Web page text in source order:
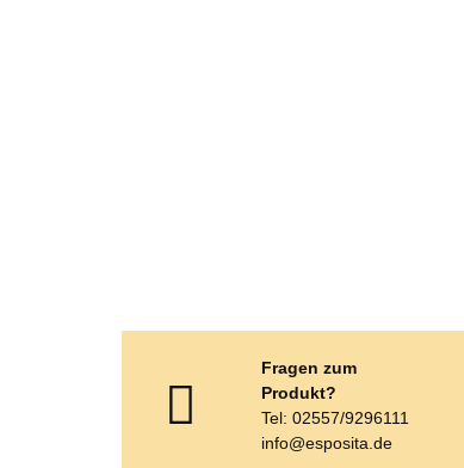
Fragen zum
Produkt?
Tel: 02557/9296111
info@esposita.de